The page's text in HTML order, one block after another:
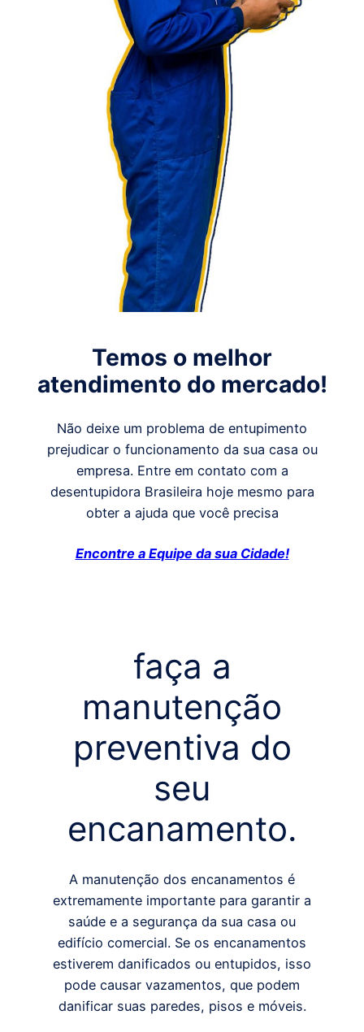
Temos o melhor
atendimento do mercado!
Não deixe um problema de entupimento
prejudicar o funcionamento da sua casa ou
empresa. Entre em contato com a
desentupidora Brasileira hoje mesmo para
obter a ajuda que você precisa
Encontre a Equipe da sua Cidade!
faça a
manutenção
preventiva do
seu
encanamento.
A manutenção dos encanamentos é
extremamente importante para garantir a
saúde e a segurança da sua casa ou
edifício comercial. Se os encanamentos
estiverem danificados ou entupidos, isso
pode causar vazamentos, que podem
danificar suas paredes, pisos e móveis.